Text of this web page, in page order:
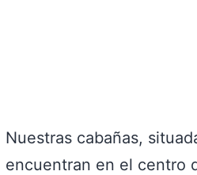
Nuestras cabañas,
encuentran en el centro